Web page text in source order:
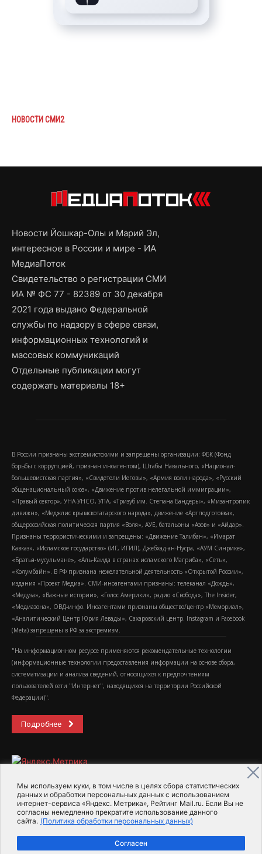
Мы используем куки, в том числе в целях сбора статистических
данных и обработки персональных данных с использованием
интернет-сервиса «Яндекс. Метрика», Рейтинг Mail.ru. Если Вы не
согласны немедленно прекратите использование данного
сайта. (Политика обработки персональных данных)
Согласен
НОВОСТИ СМИ2
Новости Йошкар-Олы и Марий Эл,
интересное в России и мире - ИА
МедиаПоток
Свидетельство о регистрации СМИ
ИА № ФС 77 - 82389 от 30 декабря
2021 года выдано Федеральной
службы по надзору в сфере связи,
информационных технологий и
массовых коммуникаций
Отдельные публикации могут
содержать материалы 18+
В России признаны экстремистскими и запрещены организации: ФБК (Фонд
борьбы с коррупцией, признан иноагентом), Штабы Навального, «Национал-
большевистская партия», «Свидетели Иеговы», «Армия воли народа», «Русский
общенациональный союз», «Движение против нелегальной иммиграции»,
«Правый сектор», УНА-УНСО, УПА, «Тризуб им. Степана Бандеры», «Мизантропик
дивижн», «Меджлис крымскотатарского народа», движение «Артподготовка»,
общероссийская политическая партия «Воля», АУЕ, батальоны «Азов» и «Айдар».
Признаны террористическими и запрещены: «Движение Талибан», «Имарат
Кавказ», «Исламское государство» (ИГ, ИГИЛ), Джебхад-ан-Нусра, «АУМ Синрике»,
«Братья-мусульмане», «Аль-Каида в странах исламского Магриба», «Сеть»,
«Колумбайн». В РФ признана нежелательной деятельность «Открытой России»,
издания «Проект Медиа». СМИ-иноагентами признаны: телеканал «Дождь»,
«Медуза», «Важные истории», «Голос Америки», радио «Свобода», The Insider,
«Медиазона», ОВД-инфо. Иноагентами признаны общество/центр «Мемориал»,
«Аналитический Центр Юрия Левады», Сахаровский центр. Instagram и Facebook
(Metа) запрещены в РФ за экстремизм.
"На информационном ресурсе применяются рекомендательные технологии
(информационные технологии предоставления информации на основе сбора,
систематизации и анализа сведений, относящихся к предпочтениям
пользователей сети "Интернет", находящихся на территории Российской
Федерации)".
Подробнее
2015-2026- Информационное агентство МедиаПоток
Для справки Об издании
Пользовательское соглашение
Политика обработки персональных данных